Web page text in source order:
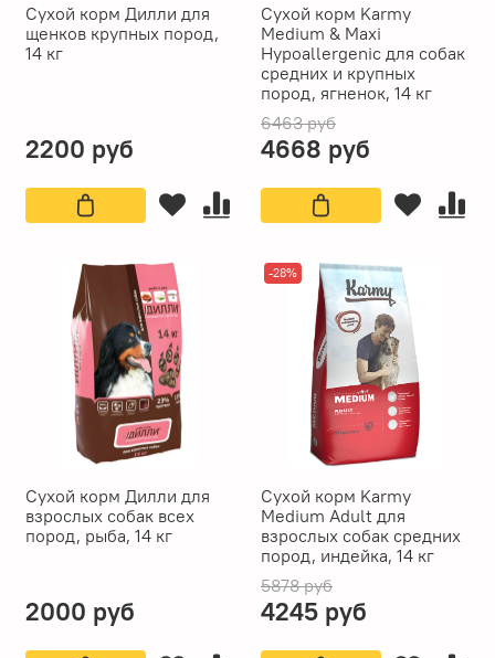
Сухой корм Дилли для
щенков крупных пород,
14 кг
2200 руб
Сухой корм Karmy
Medium & Maxi
Hypoallergenic для собак
средних и крупных
пород, ягненок, 14 кг
6463 руб
4668 руб
Сухой корм Дилли для
взрослых собак всех
пород, рыба, 14 кг
2000 руб
-28%
Сухой корм Karmy
Medium Adult для
взрослых собак средних
пород, индейка, 14 кг
5878 руб
4245 руб